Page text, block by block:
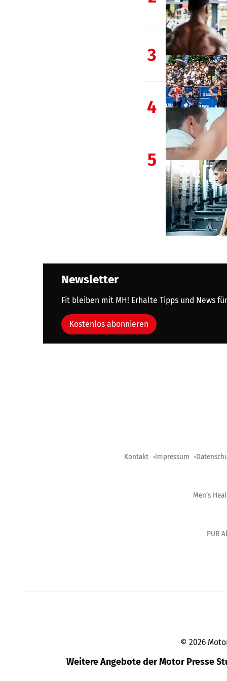
3
4
5
Newsletter
Fit bleiben mit MH! Erhalte Tipps und News
Kostenlos abonnieren
Kontakt Impressum
Men‘s
PUR
© 2026
Weitere Angebote der Motor Presse